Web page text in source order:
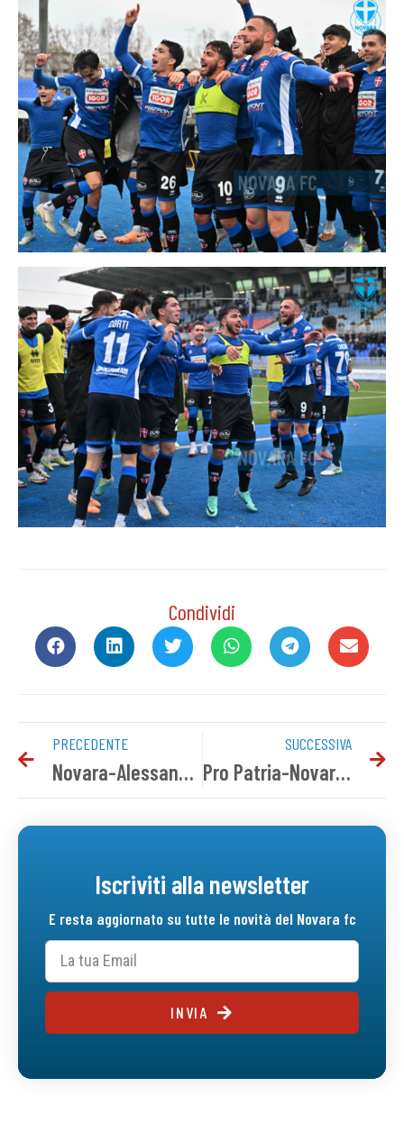
Condividi
PRECEDENTE
Novara-Alessandria, le voci post gara
SUCCESSIVA
Pro Patria-Novara: info biglietti settore ospiti
Iscriviti alla newsletter
E resta aggiornato su tutte le novità del Novara fc
INVIA